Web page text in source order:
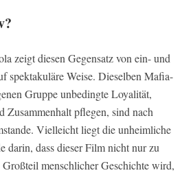
zeigt diesen Gegensatz von ein- und
spektakuläre Weise. Dieselben Mafia-
Gruppe unbedingte Loyalität,
Zusammenhalt pflegen, sind nach
Vielleicht liegt die unheimliche
darin, dass dieser Film nicht nur zu
menschlicher Geschichte wird,